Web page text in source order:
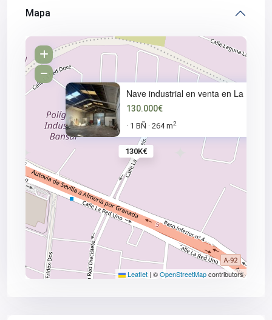
Mapa
130K€
Nave industrial en venta en La
130.000€
· 1 BÑ · 264 m2
Leaflet | ©OpenStreetMapcontributors